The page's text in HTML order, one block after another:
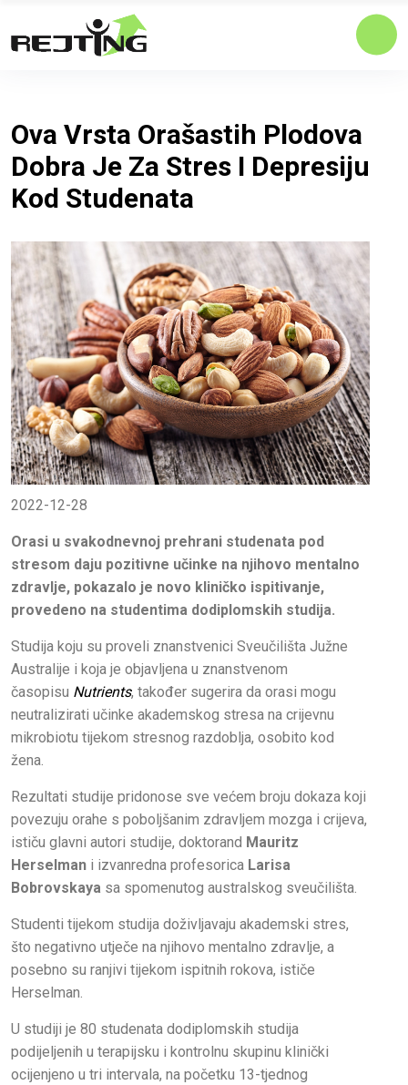
Ova Vrsta Orašastih Plodova
Dobra Je Za Stres I Depresiju
Kod Studenata
2022-12-28
Orasi u svakodnevnoj prehrani studenata pod
stresom daju pozitivne učinke na njihovo mentalno
zdravlje, pokazalo je novo kliničko ispitivanje,
provedeno na studentima dodiplomskih studija.
Studija koju su proveli znanstvenici Sveučilišta Južne
Australije i koja je objavljena u znanstvenom
časopisu Nutrients, također sugerira da orasi mogu
neutralizirati učinke akademskog stresa na crijevnu
mikrobiotu tijekom stresnog razdoblja, osobito kod
žena.
Rezultati studije pridonose sve većem broju dokaza koji
povezuju orahe s poboljšanim zdravljem mozga i crijeva,
ističu glavni autori studije, doktorand Mauritz
Herselman i izvanredna profesorica Larisa
Bobrovskaya sa spomenutog australskog sveučilišta.
Studenti tijekom studija doživljavaju akademski stres,
što negativno utječe na njihovo mentalno zdravlje, a
posebno su ranjivi tijekom ispitnih rokova, ističe
Herselman.
U studiji je 80 studenata dodiplomskih studija
podijeljenih u terapijsku i kontrolnu skupinu klinički
ocijenjeno u tri intervala, na početku 13-tjednog